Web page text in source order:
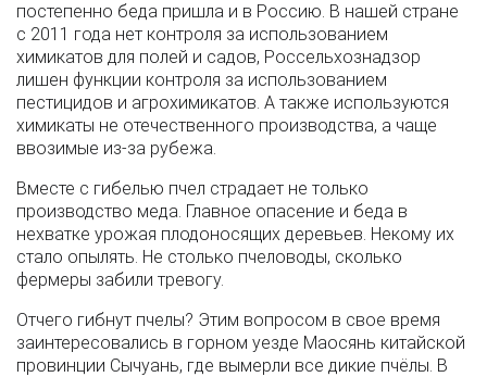
постепенно беда пришла и в Россию. В нашей стране
с 2011 года нет контроля за использованием
химикатов для полей и садов, Россельхознадзор
лишен функции контроля за использованием
пестицидов и агрохимикатов. А также используются
химикаты не отечественного производства, а чаще
ввозимые из-за рубежа.
Вместе с гибелью пчел страдает не только
производство меда. Главное опасение и беда в
нехватке урожая плодоносящих деревьев. Некому их
стало опылять. Не столько пчеловоды, сколько
фермеры забили тревогу.
Отчего гибнут пчелы? Этим вопросом в свое время
заинтересовались в горном уезде Маосянь китайской
провинции Сычуань, где вымерли все дикие пчёлы. В